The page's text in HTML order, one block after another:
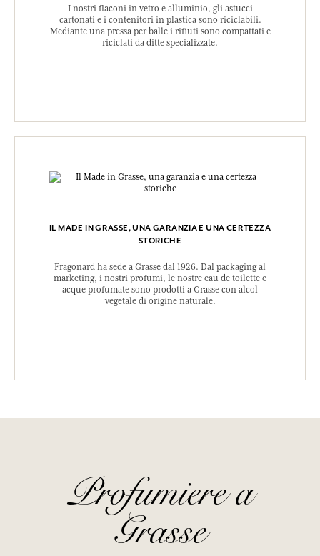
I nostri flaconi in vetro e alluminio, gli astucci
cartonati e i contenitori in plastica sono riciclabili.
Mediante una pressa per balle i rifiuti sono compattati e
riciclati da ditte specializzate.
IL MADE IN GRASSE, UNA GARANZIA E UNA CERTEZZA
STORICHE
Fragonard ha sede a Grasse dal 1926. Dal packaging al
marketing, i nostri profumi, le nostre eau de toilette e
acque profumate sono prodotti a Grasse con alcol
vegetale di origine naturale.
Profumiere a
Grasse